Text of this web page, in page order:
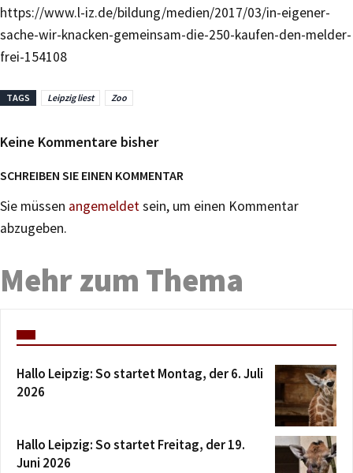
https://www.l-iz.de/bildung/medien/2017/03/in-eigener-
sache-wir-knacken-gemeinsam-die-250-kaufen-den-melder-
frei-154108
TAGS Leipzig liest Zoo
Keine Kommentare bisher
SCHREIBEN SIE EINEN KOMMENTAR
Sie müssen angemeldetsein, um einen Kommentar
abzugeben.
Mehr zum Thema
Hallo Leipzig: So startet Montag, der 6. Juli
2026
Hallo Leipzig: So startet Freitag, der 19.
Juni 2026